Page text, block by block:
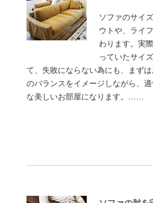
ソファのサイ
ウトや、ライ
わります。実
っていたサイ
て、失敗にならない為にも、まず
のバランスをイメージしながら、
な美しいお部屋になります。……